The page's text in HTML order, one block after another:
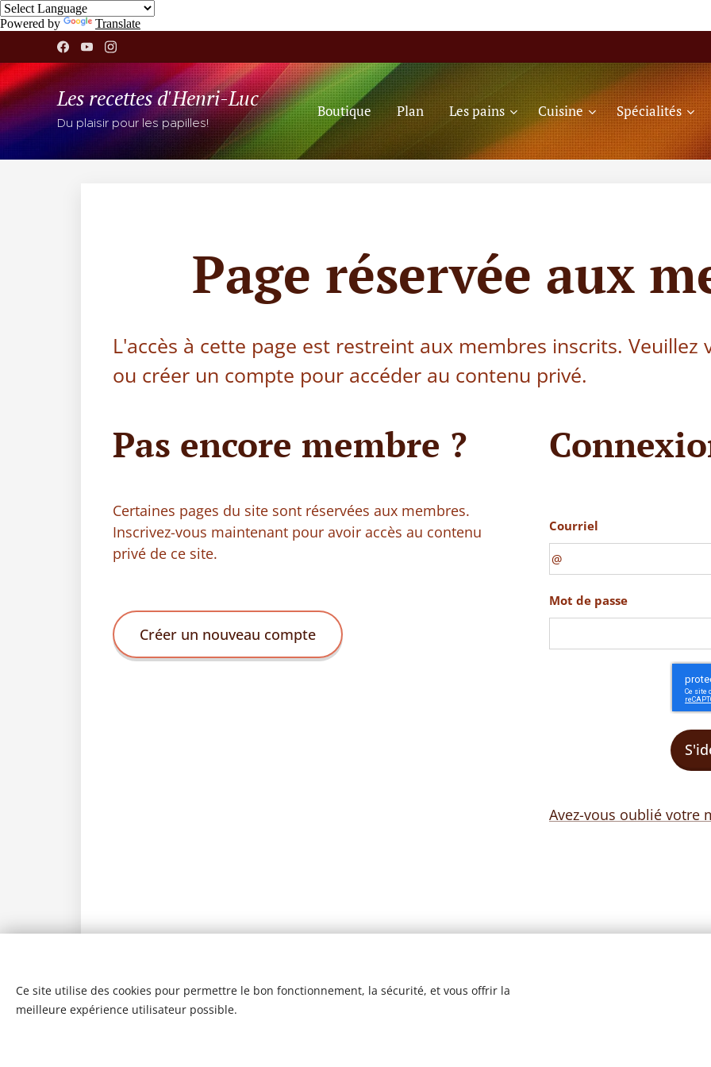
Powered by Translate
Les recettes d'Henri-Luc
Du plaisir pour les papilles!
Boutique Plan Les pains Cuisine Spécialités
Page réservée aux
L'accès à cette page est restreint aux membres inscrits. Veuillez
ou créer un compte pour accéder au contenu privé.
Pas encore membre ?
Certaines pages du site sont réservées aux membres.
Inscrivez-vous maintenant pour avoir accès au contenu
privé de ce site.
Créer un nouveau compte
Courriel
Mot de passe
Avez-vous oublié votre
Ce site utilise des cookies pour permettre le bon fonctionnement, la sécurité, et vous offrir la
meilleure expérience utilisateur possible.